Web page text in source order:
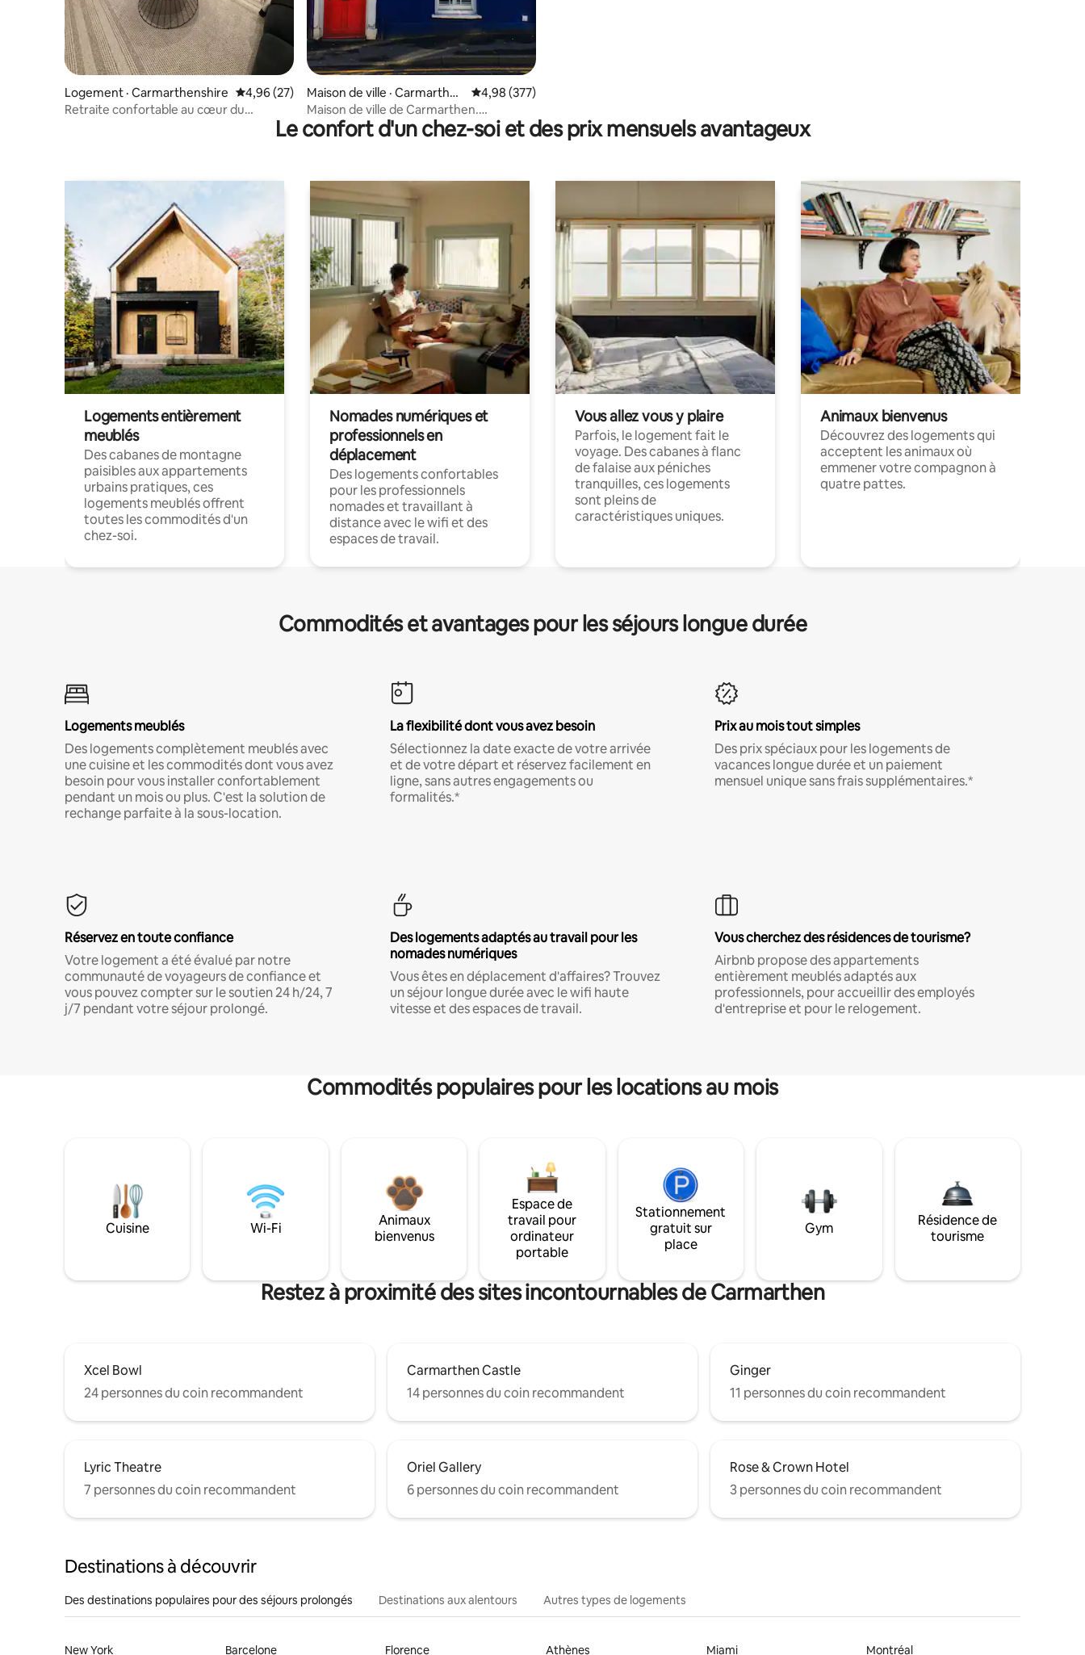
Logement · Carmarthenshire Note moyenne de 4,96 sur 5, 27 commentaires
4,96 (27)
Retraite confortable au cœur du
Maison de ville · Carmarthen
shire
Note moyenne de 4,98 sur 5, 377 commentaires
4,98 (377)
Maison de ville de Carmarthen.
Stationnement sécurisé gratuit.
Le confort d'un chez-soi et des prix mensuels avantageux
Logements entièrement
meublés
Des cabanes de montagne
paisibles aux appartements
urbains pratiques, ces
logements meublés offrent
toutes les commodités d'un
chez-soi.
Nomades numériques et
professionnels en
déplacement
Des logements confortables
pour les professionnels
nomades et travaillant à
distance avec le wifi et des
espaces de travail.
Vous allez vous y plaire
Parfois, le logement fait le
voyage. Des cabanes à flanc
de falaise aux péniches
tranquilles, ces logements
sont pleins de
caractéristiques uniques.
Animaux bienvenus
Découvrez des logements qui
acceptent les animaux où
emmener votre compagnon à
quatre pattes.
Commodités et avantages pour les séjours longue durée
Logements meublés
Des logements complètement meublés avec
une cuisine et les commodités dont vous avez
besoin pour vous installer confortablement
pendant un mois ou plus. C'est la solution de
rechange parfaite à la sous-location.
La flexibilité dont vous avez besoin
Sélectionnez la date exacte de votre arrivée
et de votre départ et réservez facilement en
ligne, sans autres engagements ou
formalités.*
Prix au mois tout simples
Des prix spéciaux pour les logements de
vacances longue durée et un paiement
mensuel unique sans frais supplémentaires.*
Réservez en toute confiance
Votre logement a été évalué par notre
communauté de voyageurs de confiance et
vous pouvez compter sur le soutien 24 h/24, 7
j/7 pendant votre séjour prolongé.
Des logements adaptés au travail pour les
nomades numériques
Vous êtes en déplacement d'affaires? Trouvez
un séjour longue durée avec le wifi haute
vitesse et des espaces de travail.
Vous cherchez des résidences de tourisme?
Airbnb propose des appartements
entièrement meublés adaptés aux
professionnels, pour accueillir des employés
d'entreprise et pour le relogement.
Commodités populaires pour les locations au mois
Cuisine Wi-Fi
Animaux
bienvenus
Espace de
travail pour
ordinateur
portable
Stationnement
gratuit sur
place
Gym
Résidence de
tourisme
Restez à proximité des sites incontournables de Carmarthen
Xcel Bowl
24 personnes du coin recommandent
Carmarthen Castle
14 personnes du coin recommandent
Ginger
11 personnes du coin recommandent
Lyric Theatre
7 personnes du coin recommandent
Oriel Gallery
6 personnes du coin recommandent
Rose & Crown Hotel
3 personnes du coin recommandent
Destinations à découvrir
Des destinations populaires pour des séjours prolongés Destinations aux alentours Autres types de logements
New York Barcelone Florence Athènes Miami Montréal